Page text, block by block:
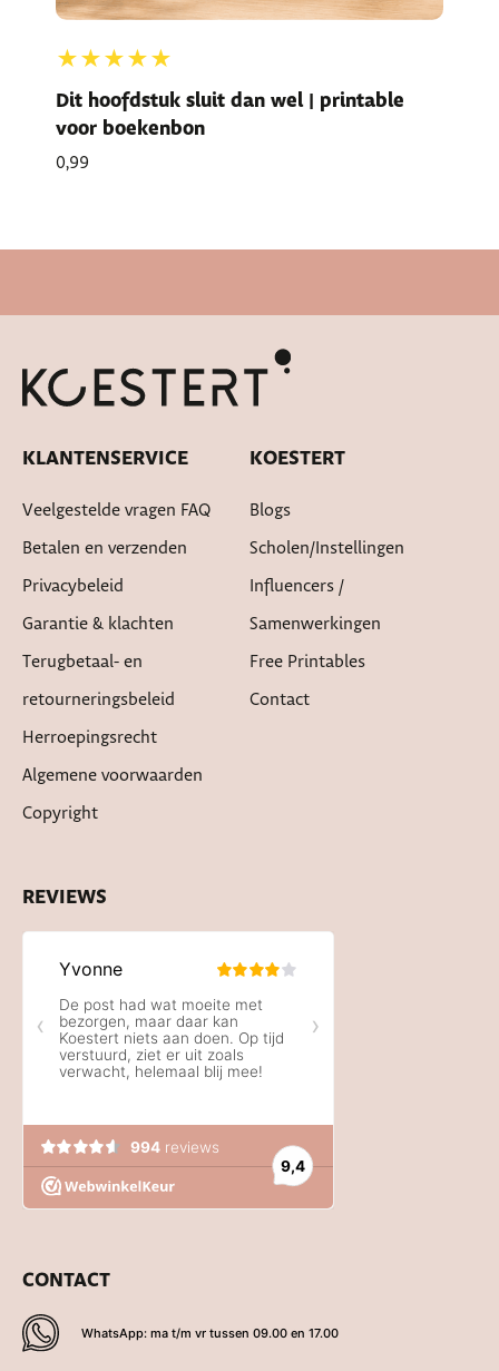
★★★★★
Dit hoofdstuk sluit dan wel | printable
voor boekenbon
0,99
KLANTENSERVICE
Veelgestelde vragen FAQ
Betalen en verzenden
Privacybeleid
Garantie & klachten
Terugbetaal- en
retourneringsbeleid
Herroepingsrecht
Algemene voorwaarden
Copyright
KOESTERT
Blogs
Scholen/instellingen
Influencers /
Samenwerkingen
Free Printables
Contact
REVIEWS
CONTACT
WhatsApp: ma t/m vr tussen 09.00 en 17.00